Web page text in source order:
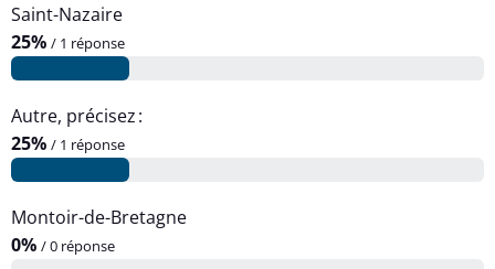
Saint-Nazaire
25% / 1 réponse
Autre, précisez :
25% / 1 réponse
Montoir-de-Bretagne
0% / 0 réponse